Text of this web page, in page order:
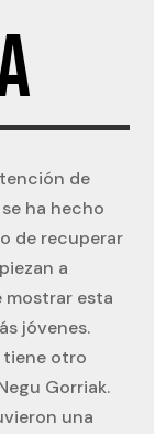
de
ha hecho
de recuperar
a
mostrar esta
jóvenes.
tiene otro
Gorriak.
una